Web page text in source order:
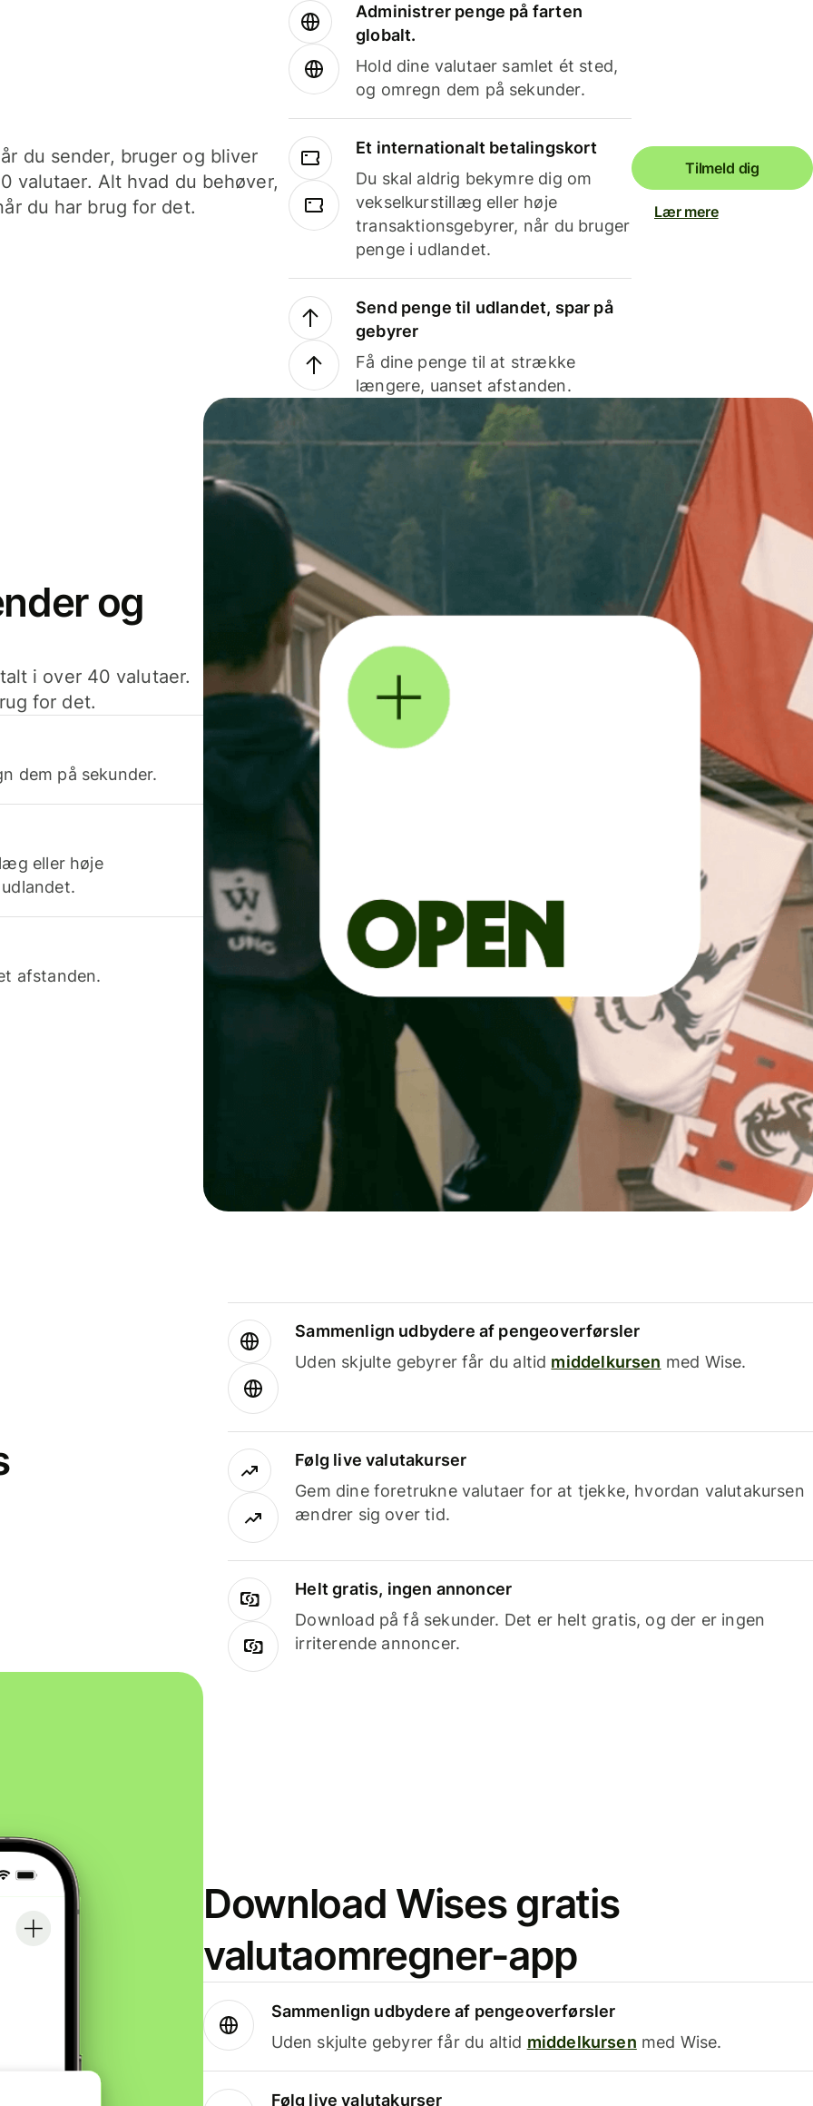
du sender, bruger og bliver
valutaer. Alt hvad du behøver,
du har brug for det.
Administrer penge på farten
globalt.
Hold dine valutaer samlet ét sted,
og omregn dem på sekunder.
Et internationalt betalingskort
Du skal aldrig bekymre dig om
vekselkurstillæg eller høje
transaktionsgebyrer, når du bruger
penge i udlandet.
Send penge til udlandet, spar på
gebyrer
Få dine penge til at strække
længere, uanset afstanden.
Tilmeld dig
Lær mere
og
i over 40 valutaer.
for det.
dem på sekunder.
eller høje
afstanden.
Sammenlign udbydere af pengeoverførsler
Uden skjulte gebyrer får du altid middelkursen med Wise.
Følg live valutakurser
Gem dine foretrukne valutaer for at tjekke, hvordan valutakursen
ændrer sig over tid.
Helt gratis, ingen annoncer
Download på få sekunder. Det er helt gratis, og der er ingen
irriterende annoncer.
Download Wises gratis
valutaomregner-app
Sammenlign udbydere af pengeoverførsler
Uden skjulte gebyrer får du altid middelkursen med Wise.
Følg live valutakurser